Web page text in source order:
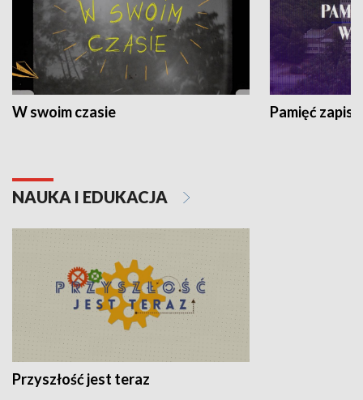
W swoim czasie Pamięć
NAUKA I EDUKACJA
Przyszłość jest teraz